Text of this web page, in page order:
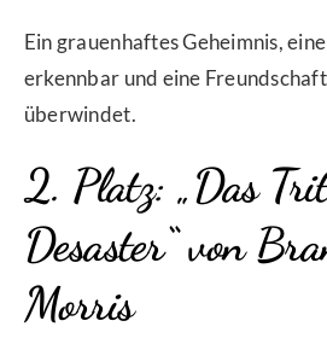
Ein grauenhaftes Geheimnis,
erkennbar und eine
überwindet.
2. Platz: „Das
Desaster“ von
Morris